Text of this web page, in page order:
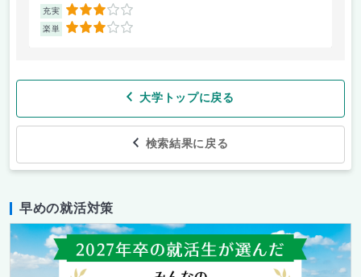
充実 3
楽単 3
大学トップに戻る
検索結果に戻る
早めの就活対策